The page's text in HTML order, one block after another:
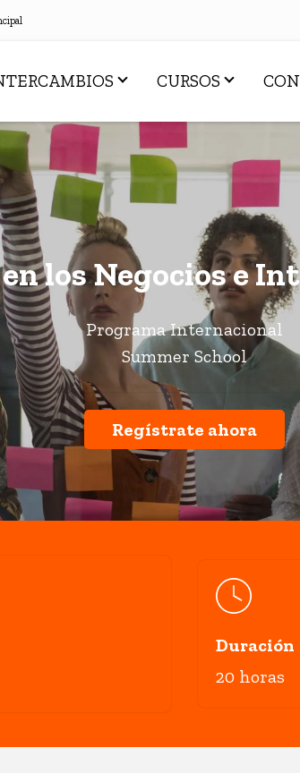
CURSOS
los Negocios e
Programa Internacional
Summer School
Regístrate ahora
Duración
20 horas